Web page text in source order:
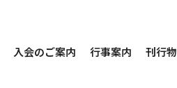
入会のご案内 行事案内 刊行物